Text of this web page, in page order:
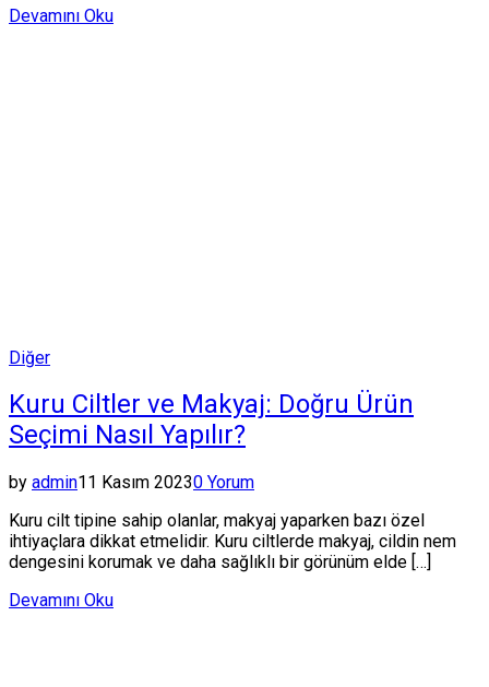
Devamını Oku
Posted
Diğer
Kuru Ciltler ve Makyaj: Doğru Ürün
Seçimi Nasıl Yapılır?
by admin11 Kasım 20230 Yorum
Kuru cilt tipine sahip olanlar, makyaj yaparken bazı özel
ihtiyaçlara dikkat etmelidir. Kuru ciltlerde makyaj, cildin nem
dengesini korumak ve daha sağlıklı bir görünüm elde […]
Devamını Oku